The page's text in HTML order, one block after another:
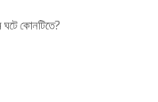
ঘটে কোনটিতে?